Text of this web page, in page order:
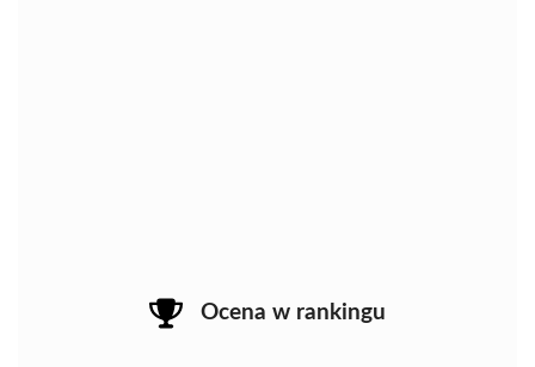
Ocena w rankingu